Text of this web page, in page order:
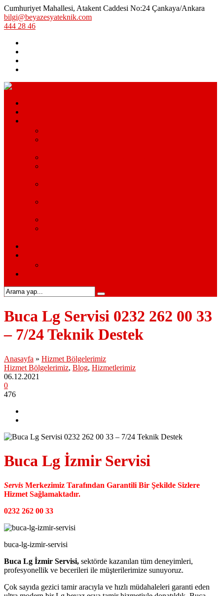
Cumhuriyet Mahallesi, Atakent Caddesi No:24 Çankaya/Ankara
bilgi@beyazesyateknik.com
444 28 46
Buca Lg Servisi 0232 262 00 33
– 7/24 Teknik Destek
Anasayfa » Hizmet Bölgelerimiz
Hizmet Bölgelerimiz, Blog, Hizmetlerimiz
06.12.2021
0
476
Buca Lg İzmir Servisi
Servis Merkezimiz Tarafından Garantili Bir Şekilde Sizlere
Hizmet Sağlamaktadır.
0232 262 00 33
buca-lg-izmir-servisi
Buca Lg İzmir Servisi, sektörde kazanılan tüm deneyimleri,
profesyonellik ve becerileri ile müşterilerimize sunuyoruz.
Çok sayıda gezici tamir aracıyla ve hızlı müdahaleleri garanti eden